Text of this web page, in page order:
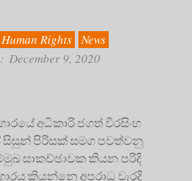
Human Rights News
December 9, 2020
අධිකාරි ජගත් වීරසිංහ
සිසුන් පිරිසක් සමග පවත්වනු
සාකච්ඡාවක කියන පරිදි
කියන්නෙ අපරාධ වැරදි